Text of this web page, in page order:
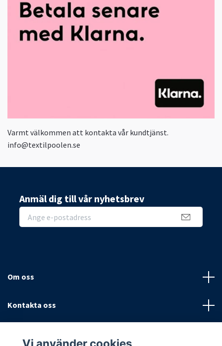
Varmt välkommen att kontakta vår kundtjänst.
info@textilpoolen.se
Anmäl dig till vår nyhetsbrev
Om oss
Kontakta oss